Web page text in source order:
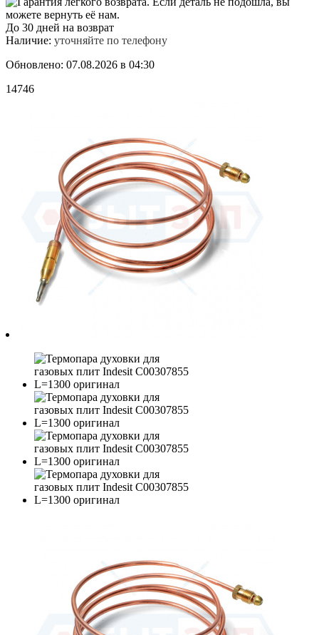
До 30 дней на возврат
Наличие: уточняйте по телефону
Обновлено: 07.08.2026 в 04:30
14746